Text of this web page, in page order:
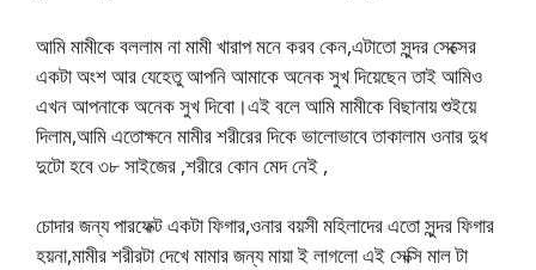
আমি মামীকে বললাম না মামী খারাপ মনে করব কেন,এটাতো সুন্দর সেক্সের
একটা অংশ আর যেহেতু আপনি আমাকে অনেক সুখ দিয়েছেন তাই আমিও
এখন আপনাকে অনেক সুখ দিবো।এই বলে আমি মামীকে বিছানায় শুইয়ে
দিলাম,আমি এতোক্ষনে মামীর শরীরের দিকে ভালোভাবে তাকালাম ওনার দুধ
দুটো হবে ৩৮ সাইজের ,শরীরে কোন মেদ নেই ,
চোদার জন্য পারফেক্ট একটা ফিগার,ওনার বয়সী মহিলাদের এতো সুন্দর ফিগার
হয়না,মামীর শরীরটা দেখে মামার জন্য মায়া ই লাগলো এই সেক্সি মাল টা